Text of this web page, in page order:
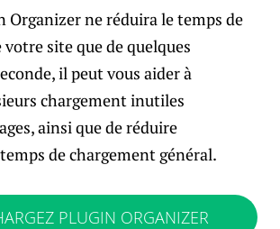
Organizer ne réduira le temps de
site que de quelques
il peut vous aider à
chargement inutiles
ainsi que de réduire
de chargement général.
PLUGIN ORGANIZER